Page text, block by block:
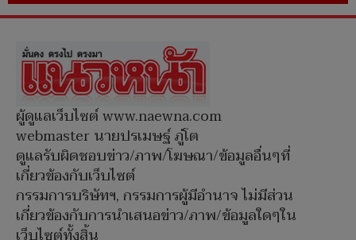
ผู้ดูแลเว็บไซต์ www.naewna.com
webmaster นายปรเมษฐ์ ภู่โต
ดูแลรับผิดชอบข่าว/ภาพ/โฆษณา/ข้อมูลอื่นๆที่
เกี่ยวข้องกับเว็บไซต์
กรรมการบริษัทฯ, กรรมการผู้มีอำนาจ ไม่มีส่วน
เกี่ยวข้องกับการนำเสนอข่าว/ภาพ/ข้อมูลใดๆใน